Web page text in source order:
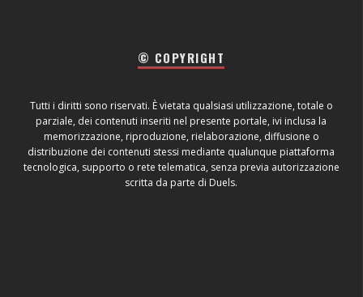
© COPYRIGHT
Tutti i diritti sono riservati. È vietata qualsiasi utilizzazione, totale o
parziale, dei contenuti inseriti nel presente portale, ivi inclusa la
memorizzazione, riproduzione, rielaborazione, diffusione o
distribuzione dei contenuti stessi mediante qualunque piattaforma
tecnologica, supporto o rete telematica, senza previa autorizzazione
scritta da parte di Duels.